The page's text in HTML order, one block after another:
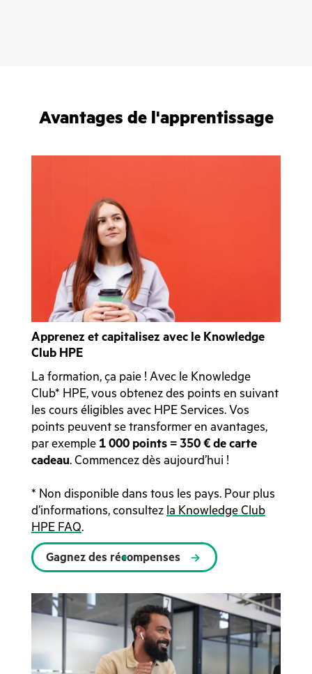
Avantages de l'apprentissage
Apprenez et capitalisez avec le Knowledge
Club HPE
La formation, ça paie ! Avec le Knowledge
Club* HPE, vous obtenez des points en suivant
les cours éligibles avec HPE Services. Vos
points peuvent se transformer en avantages,
par exemple 1 000 points = 350 € de carte
cadeau. Commencez dès aujourd’hui !
* Non disponible dans tous les pays. Pour plus
d’informations, consultez la Knowledge Club
HPE FAQ.
Gagnez des récompenses